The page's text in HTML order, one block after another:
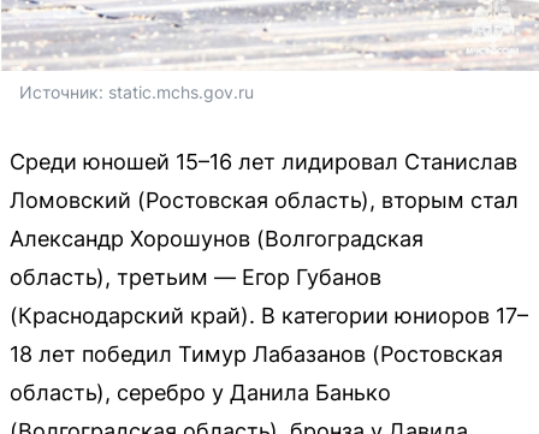
Источник: static.mchs.gov.ru
Среди юношей 15–16 лет лидировал Станислав
Ломовский (Ростовская область), вторым стал
Александр Хорошунов (Волгоградская
область), третьим — Егор Губанов
(Краснодарский край). В категории юниоров 17–
18 лет победил Тимур Лабазанов (Ростовская
область), серебро у Данила Банько